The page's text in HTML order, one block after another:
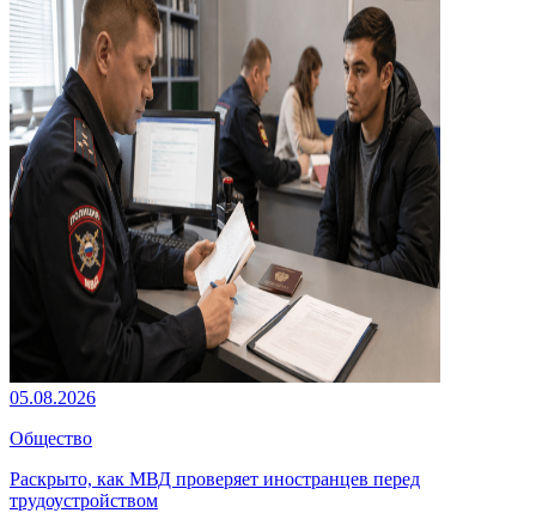
05.08.2026
Общество
Раскрыто, как МВД проверяет иностранцев перед
трудоустройством